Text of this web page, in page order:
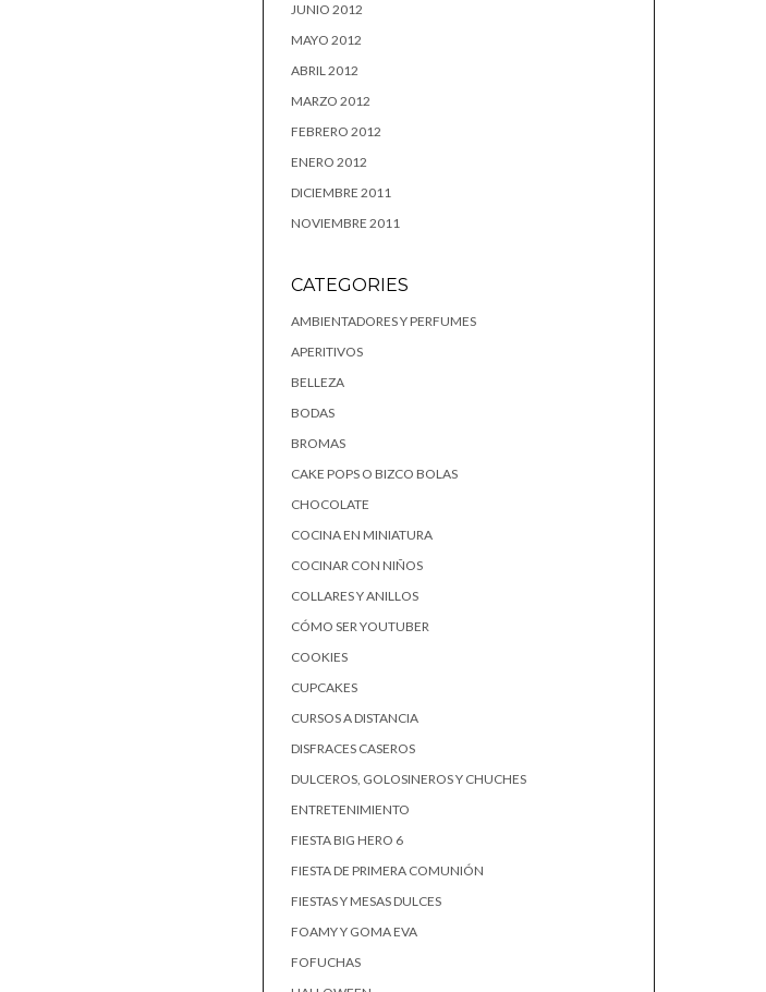
JUNIO 2012
MAYO 2012
ABRIL 2012
MARZO 2012
FEBRERO 2012
ENERO 2012
DICIEMBRE 2011
NOVIEMBRE 2011
CATEGORIES
AMBIENTADORES Y PERFUMES
APERITIVOS
BELLEZA
BODAS
BROMAS
CAKE POPS O BIZCO BOLAS
CHOCOLATE
COCINA EN MINIATURA
COCINAR CON NIÑOS
COLLARES Y ANILLOS
CÓMO SER YOUTUBER
COOKIES
CUPCAKES
CURSOS A DISTANCIA
DISFRACES CASEROS
DULCEROS, GOLOSINEROS Y CHUCHES
ENTRETENIMIENTO
FIESTA BIG HERO 6
FIESTA DE PRIMERA COMUNIÓN
FIESTAS Y MESAS DULCES
FOAMY Y GOMA EVA
FOFUCHAS